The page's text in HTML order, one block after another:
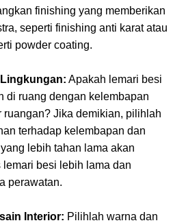
finishing yang memberikan
seperti finishing anti karat atau
powder coating.
Apakah lemari besi
di ruang dengan kelembapan
ruangan? Jika demikian, pilihlah
terhadap kelembapan dan
lebih tahan lama akan
besi lebih lama dan
perawatan.
Interior: Pilihlah warna dan